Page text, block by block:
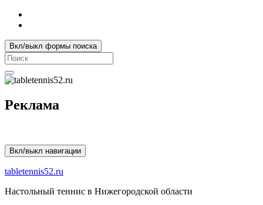
Вкл/выкл формы поиска
Search
for:
Реклама
Вкл/выкл навигации
tabletennis52.ru
Настольный теннис в Нижегородской области